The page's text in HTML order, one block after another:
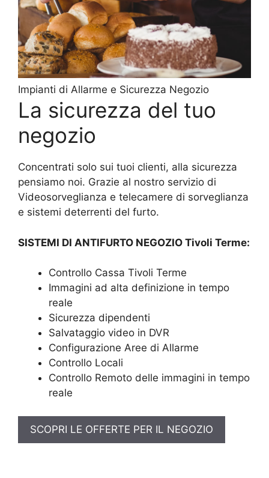
Impianti di Allarme e Sicurezza Negozio
La sicurezza del tuo
negozio
Concentrati solo sui tuoi clienti, alla sicurezza
pensiamo noi. Grazie al nostro servizio di
Videosorveglianza e telecamere di sorveglianza
e sistemi deterrenti del furto.
SISTEMI DI ANTIFURTO NEGOZIO Tivoli Terme:
Controllo Cassa Tivoli Terme
Immagini ad alta definizione in tempo
reale
Sicurezza dipendenti
Salvataggio video in DVR
Configurazione Aree di Allarme
Controllo Locali
Controllo Remoto delle immagini in tempo
reale
SCOPRI LE OFFERTE PER IL NEGOZIO